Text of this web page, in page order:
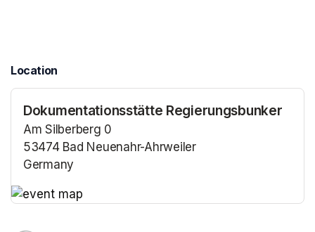
Location
Dokumentationsstätte Regierungsbunker
Am Silberberg 0
53474 Bad Neuenahr-Ahrweiler
Germany